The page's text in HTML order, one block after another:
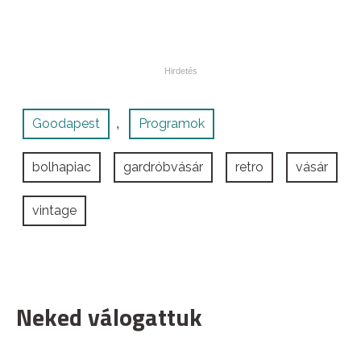
Goodapest , Programok
bolhapiac gardróbvásár retro vásár
vintage
Neked válogattuk